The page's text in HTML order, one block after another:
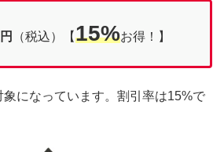
（税込）【15%お得！】
になっています。割引率は15%で